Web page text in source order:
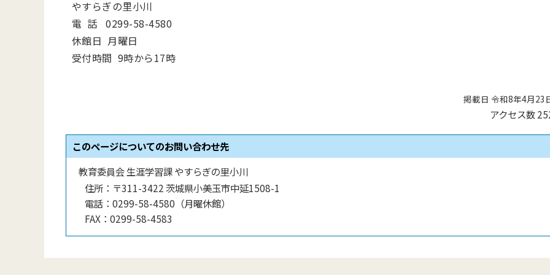
やすらぎの里小川
電 話 0299-58-4580
休館日 月曜日
受付時間 9時から17時
掲載日 令和8年4月23
アクセス数
このページについてのお問い合わせ先
教育委員会 生涯学習課 やすらぎの里小川
住所： 〒311-3422 茨城県小美玉市中延1508-1
電話： 0299-58-4580（月曜休館）
FAX： 0299-58-4583